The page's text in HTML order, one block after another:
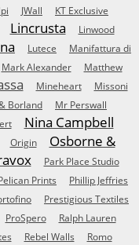
JWall
KT Exclusive
Lincrusta
Linwood
Lutece
Manifattura di
Mark Alexander
Matthew
Mineheart
Missoni
Borland
Mr Perswall
Nina Campbell
Origin
Osborne &
Park Place Studio
Prints
Phillip Jeffries
Prestigious Textiles
ProSpero Ralph Lauren
Rebel Walls
Romo